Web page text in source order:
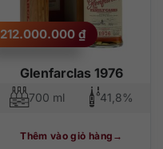
Glenfarclas 1976
212.000.000 ₫
700 ml 41,8%
Thêm vào giỏ hàng